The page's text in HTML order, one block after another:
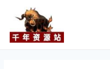
navigation